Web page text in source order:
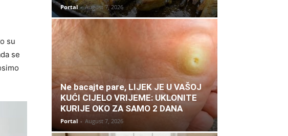
su
se
Portal - August 7, 2026
Ne bacajte pare, LIJEK JE U VAŠOJ
KUĆI CIJELO VRIJEME: UKLONITE
KURIJE OKO ZA SAMO 2 DANA
Portal - August 7, 2026